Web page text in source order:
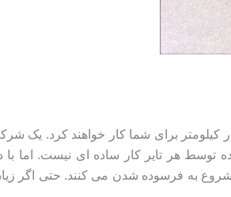
آن دسته رانندگانی هستید که از خودروی خود به خوبی نگهداری می کنند، اکثر تایرهای جدید بازار در حدود ۱۰۰ هزار کیلومتر
توسط هر تایر کار ساده ای نیست. اما با
آن، لاستیک و سایر اجزای آنها شروع به فرسوده شدن می کنند. حتی